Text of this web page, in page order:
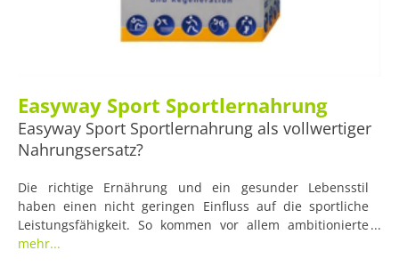
Easyway Sport Sportlernahrung
Easyway Sport Sportlernahrung als vollwertiger
Nahrungsersatz?
Die richtige Ernährung und ein gesunder Lebensstil
haben einen nicht geringen Einfluss auf die sportliche
Leistungsfähigkeit. So kommen vor allem ambitionierte
Ausdauersportler nicht drumherum, sich intensiv mit
mehr...